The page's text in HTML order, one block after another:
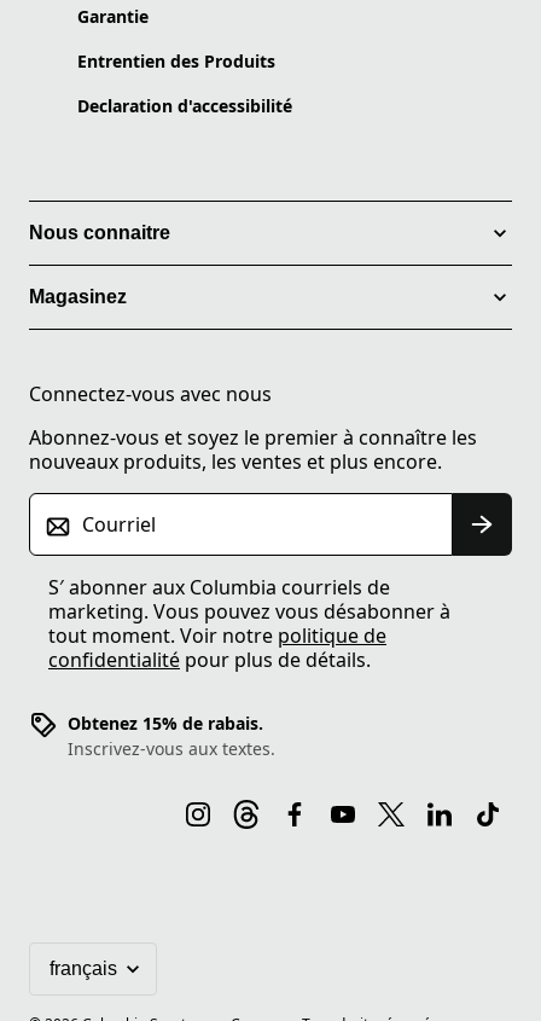
Garantie
Entrentien des Produits
Declaration d'accessibilité
Nous connaitre
Magasinez
Connectez-vous avec nous
Abonnez-vous et soyez le premier à connaître les
nouveaux produits, les ventes et plus encore.
Courriel
S′ abonner aux Columbia courriels de
marketing. Vous pouvez vous désabonner à
tout moment. Voir notre politique de
confidentialité pour plus de détails.
Obtenez 15% de rabais.
Inscrivez-vous aux textes.